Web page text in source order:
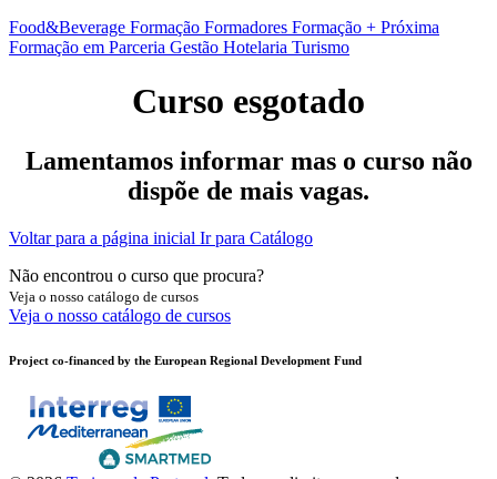
Food&Beverage Formação Formadores Formação + Próxima
Formação em Parceria Gestão Hotelaria Turismo
Curso esgotado
Lamentamos informar mas o curso não
dispõe de mais vagas.
Voltar para a página inicial Ir para Catálogo
Não encontrou o curso que procura?
Veja o nosso catálogo de cursos
Veja o nosso catálogo de cursos
Project co-financed by the European Regional Development Fund